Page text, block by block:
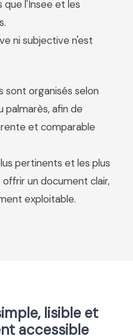
que l'Insee et les
ni subjective n'est
sont organisés selon
palmarès, afin de
et comparable
pertinents et les plus
un document clair,
exploitable.
lisible et
accessible